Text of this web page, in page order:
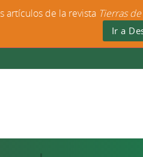
artículos de la revista Tierras
Ir a